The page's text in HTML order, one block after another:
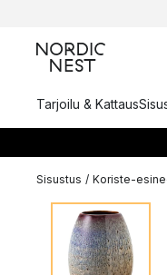
Tarjoilu & Kattaus
Sisustus / Koriste-